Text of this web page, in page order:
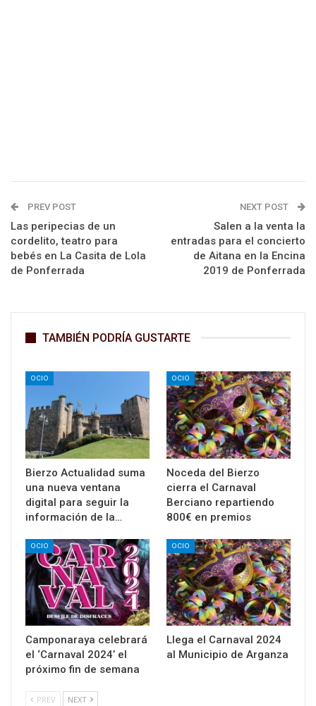
PREV POST
Las peripecias de un
cordelito, teatro para
bebés en La Casita de Lola
de Ponferrada
NEXT POST
Salen a la venta la
entradas para el concierto
de Aitana en la Encina
2019 de Ponferrada
TAMBIÉN PODRÍA GUSTARTE
OCIO
Bierzo Actualidad suma
una nueva ventana
digital para seguir la
información de la…
OCIO
Noceda del Bierzo
cierra el Carnaval
Berciano repartiendo
800€ en premios
OCIO
Camponaraya celebrará
el ‘Carnaval 2024’ el
próximo fin de semana
OCIO
Llega el Carnaval 2024
al Municipio de Arganza
PREV NEXT